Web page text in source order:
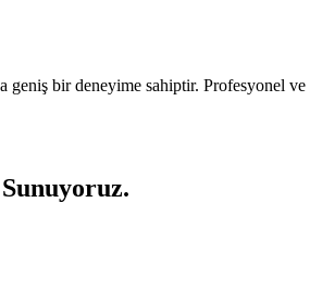
geniş bir deneyime sahiptir. Profesyonel